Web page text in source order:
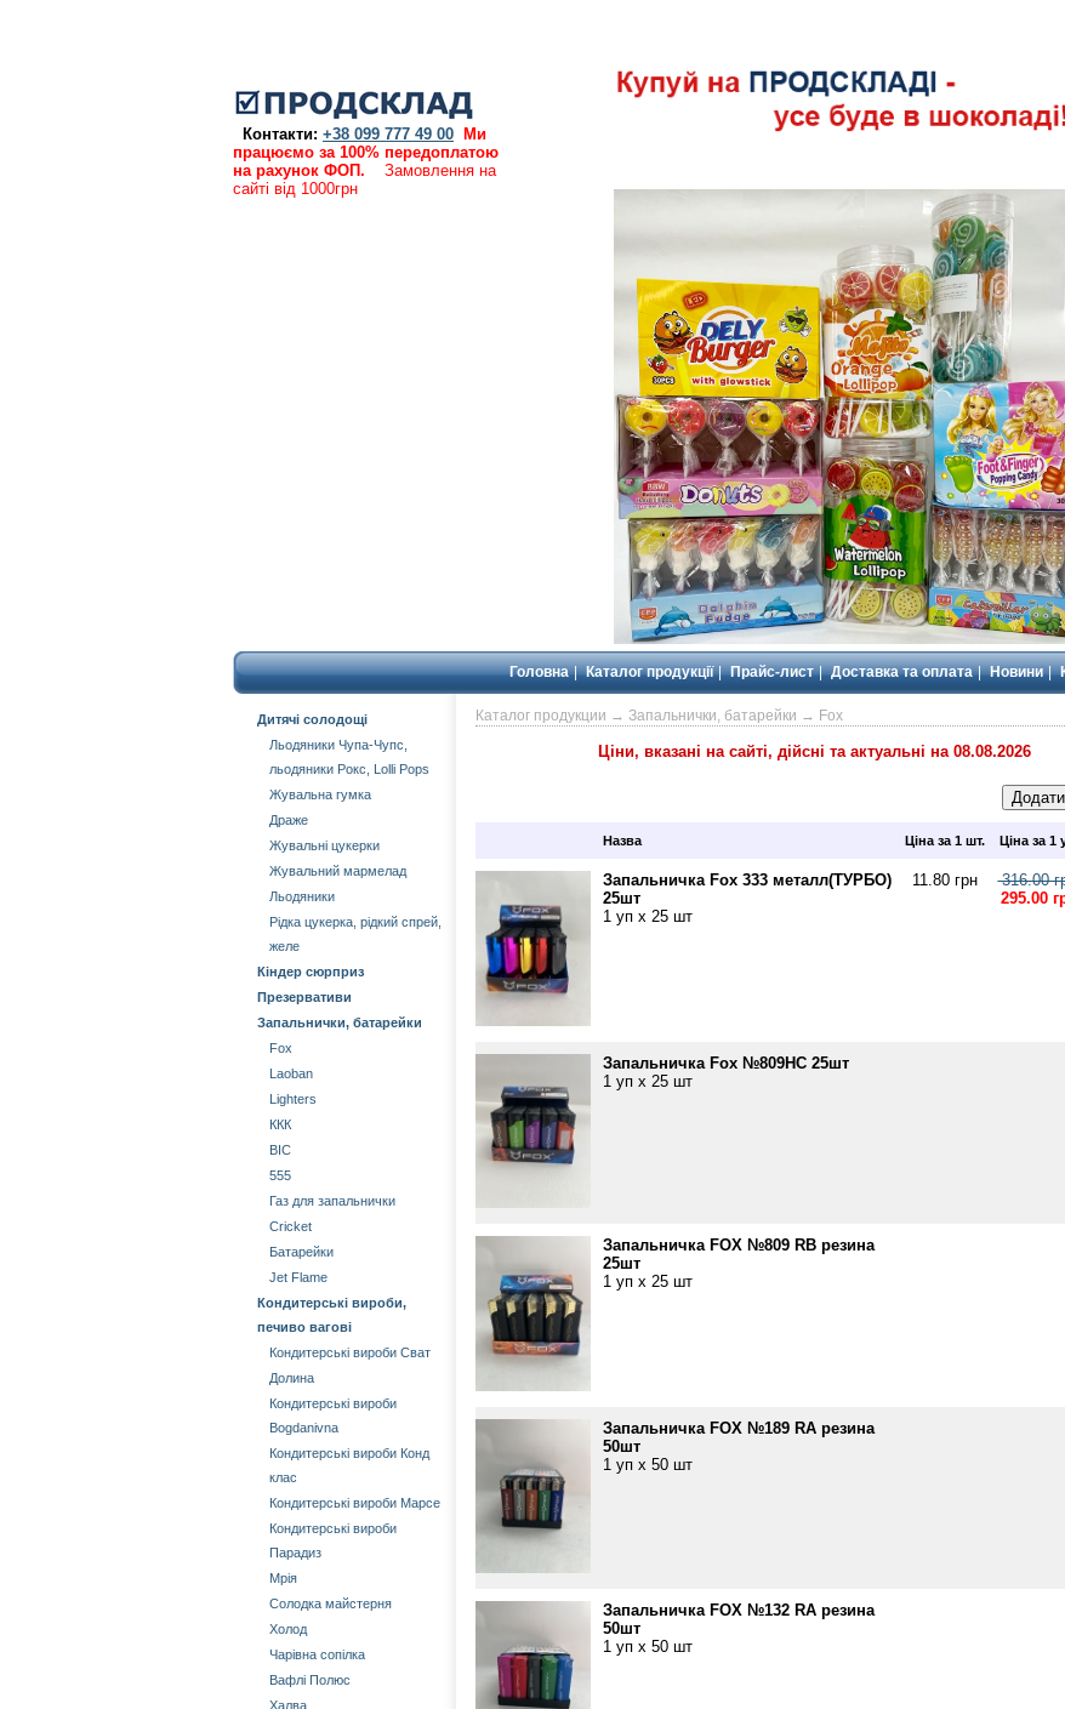
Контакти: +38 099 777 49 00
Ми
працюємо за 100% передоплатою
на рахунок ФОП. Замовлення на
сайті від 1000грн
Головна Каталог продукції Прайс-лист Доставка та оплата Новини
Дитячі солодощі
Льодяники Чупа-Чупс,
льодяники Рокс, Lolli Pops
Жувальна гумка
Драже
Жувальні цукерки
Жувальний мармелад
Льодяники
Рідка цукерка, рідкий спрей,
желе
Кіндер сюрприз
Презервативи
Запальнички, батарейки
Fox
Laoban
Lighters
ККК
BIC
555
Газ для запальнички
Cricket
Батарейки
Jet Flame
Кондитерські вироби,
печиво вагові
Кондитерські вироби Сват
Долина
Кондитерські вироби
Bogdanivna
Кондитерські вироби Конд
клас
Кондитерські вироби Марсе
Кондитерські вироби
Парадиз
Мрія
Солодка майстерня
Холод
Чарівна сопілка
Вафлі Полюс
Халва
Каталог продукции → Запальнички, батарейки → Fox
Ціни, вказані на сайті, дійсні та актуальні на 08.08.2026
Назва Ціна за 1 шт. Ціна за 1
Запальничка Fox 333 металл(ТУРБО)
25шт
1 уп х 25 шт
11.80 грн
316.00
295.00
Запальничка Fox №809НС 25шт
1 уп х 25 шт
Запальничка FOX №809 RB резина
25шт
1 уп х 25 шт
Запальничка FOX №189 RA резина
50шт
1 уп х 50 шт
Запальничка FOX №132 RA резина
50шт
1 уп х 50 шт